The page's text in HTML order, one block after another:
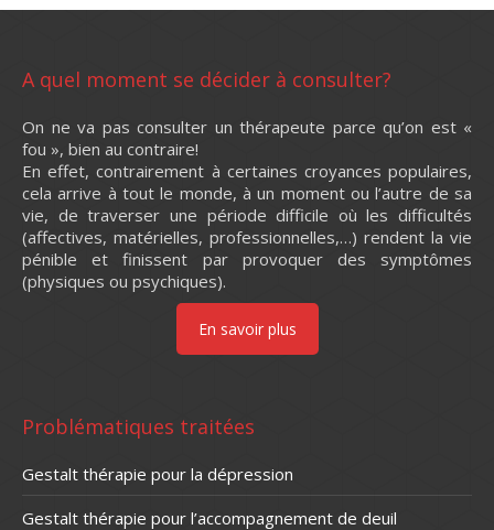
A quel moment se décider à consulter?
On ne va pas consulter un thérapeute parce qu’on est «
fou », bien au contraire!
En effet, contrairement à certaines croyances populaires,
cela arrive à tout le monde, à un moment ou l’autre de sa
vie, de traverser une période difficile où les difficultés
(affectives, matérielles, professionnelles,…) rendent la vie
pénible et finissent par provoquer des symptômes
(physiques ou psychiques).
En savoir plus
Problématiques traitées
Gestalt thérapie pour la dépression
Gestalt thérapie pour l’accompagnement de deuil